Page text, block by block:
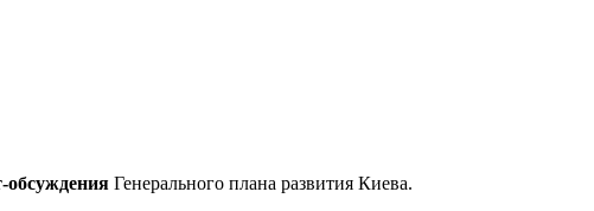
обсуждения Генерального плана развития Киева.